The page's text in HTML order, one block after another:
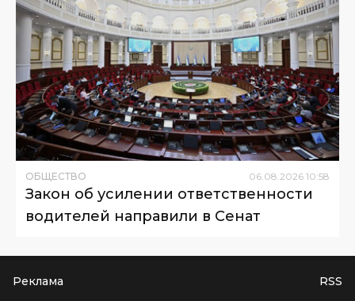
ОБЩЕСТВО 06 08 2026 10:58
Закон об усилении ответственности
водителей направили в Сенат
Реклама RSS